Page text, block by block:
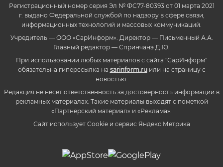
Регистрационный номер серия Эл № ФС77-80393 от 01 марта 2021
г. выдано Федеральной службой по надзору в сфере связи,
информационных технологий и массовых коммуникаций.
Учредитель — ООО «СарИнформ». Директор — Письменный А.А.
Главный редактор — Спринчанэ Д.Ю.
При использовании любых материалов с сайта "СарИнформ"
обязательна гиперссылка на sarinform.ruили на страницу с
новостью.
Редакция не несет ответственность за достоверность информации в
рекламных материалах. Такие материалы выходят с пометкой
«Партнёрский материал» и «Реклама».
Сайт использует Cookie и сервиc Яндекс.Метрика